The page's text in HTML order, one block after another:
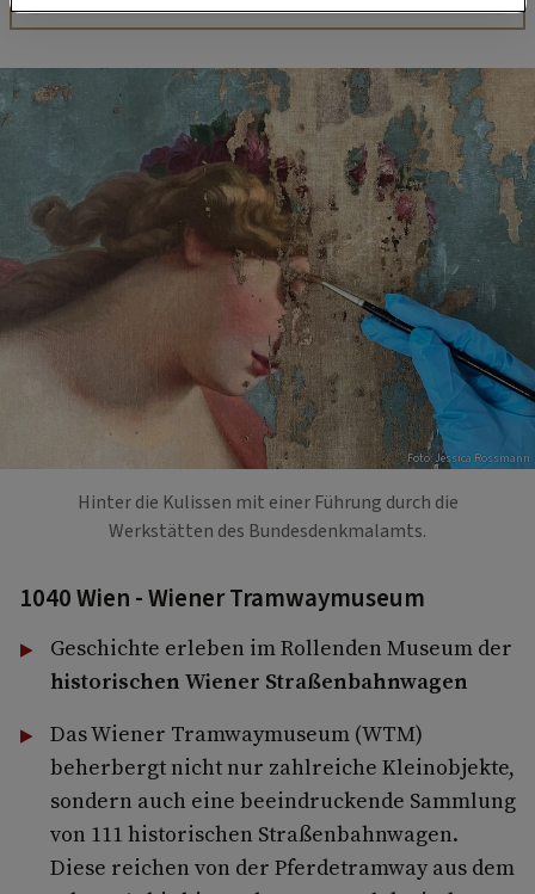
Foto: Jessica Rossmann
Hinter die Kulissen mit einer Führung durch die
Werkstätten des Bundesdenkmalamts.
1040 Wien - Wiener Tramwaymuseum
Geschichte erleben im Rollenden Museum der
historischen Wiener Straßenbahnwagen
Das Wiener Tramwaymuseum (WTM)
beherbergt nicht nur zahlreiche Kleinobjekte,
sondern auch eine beeindruckende Sammlung
von 111 historischen Straßenbahnwagen.
Diese reichen von der Pferdetramway aus dem